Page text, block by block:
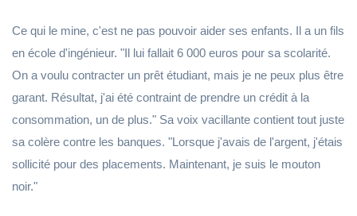
Ce qui le mine, c'est ne pas pouvoir aider ses enfants. Il a un fils
en école d'ingénieur. "Il lui fallait 6 000 euros pour sa scolarité.
On a voulu contracter un prêt étudiant, mais je ne peux plus être
garant. Résultat, j'ai été contraint de prendre un crédit à la
consommation, un de plus." Sa voix vacillante contient tout juste
sa colère contre les banques. "Lorsque j'avais de l'argent, j'étais
sollicité pour des placements. Maintenant, je suis le mouton
noir."